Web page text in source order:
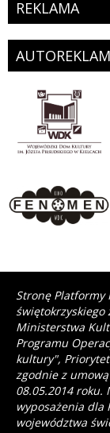
REKLAMA
Stronę
Ministerstwa
Programu
kultury",
zgodnie z
08.05.2014 roku.
wyposażenia
województwa